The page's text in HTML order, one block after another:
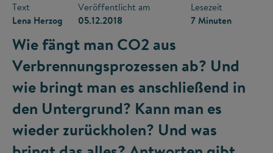
Text
Lena Herzog
Veröffentlicht am
05.12.2018
Lesezeit
7 Minuten
Wie fängt man CO2 aus
Verbrennungsprozessen ab? Und
wie bringt man es anschließend in
den Untergrund? Kann man es
wieder zurückholen? Und was